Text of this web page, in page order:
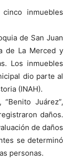
inmuebles
de San Juan
de La Merced y
Los inmuebles
dio parte al
(INAH).
Juárez”,
daños.
de daños
se determinó
personas.